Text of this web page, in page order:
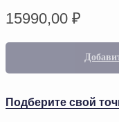
15990,00 ₽
Подберите свой